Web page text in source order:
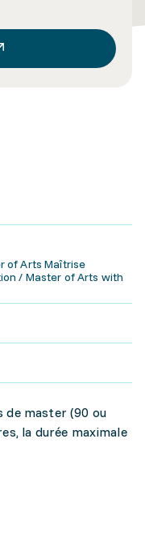
of Arts Maîtrise
/ Master of Arts with
de master (90 ou
la durée maximale